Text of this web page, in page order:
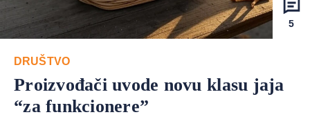
5
DRUŠTVO
Proizvođači uvode novu klasu jaja
“za funkcionere”